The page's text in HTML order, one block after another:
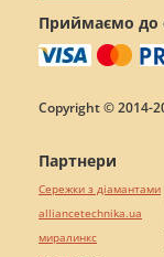
Приймаємо до
Copyright © 2014-
Партнери
Сережки з діамантами
alliancetechnika.ua
миралинкс